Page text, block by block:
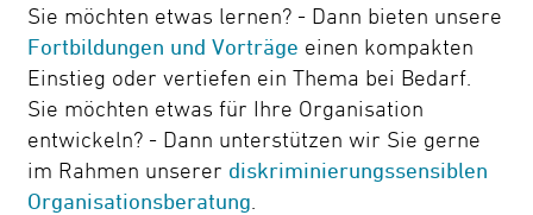
Schrift
vergrößern
Leichte
Sprache
Sie möchten etwas lernen? - Dann bieten unsere
Fortbildungen und Vorträge einen kompakten
Einstieg oder vertiefen ein Thema bei Bedarf.
Sie möchten etwas für Ihre Organisation
entwickeln? - Dann unterstützen wir Sie gerne
im Rahmen unserer diskriminierungssensiblen
Organisationsberatung